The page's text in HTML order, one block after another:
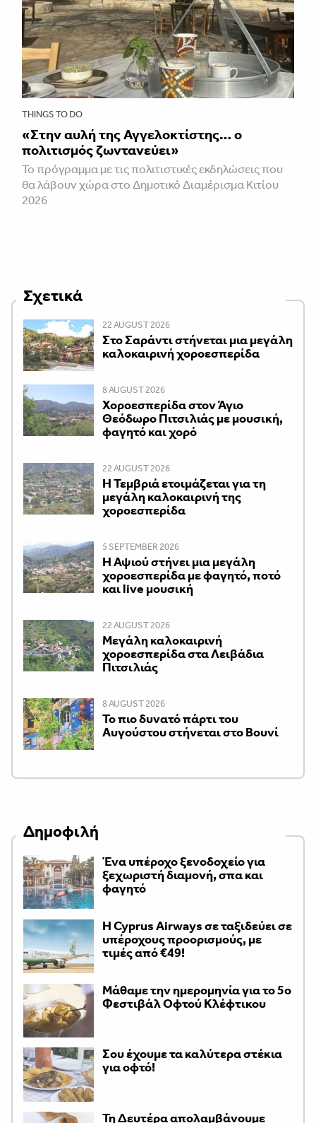
THINGS TO DO
«Στην αυλή της Αγγελοκτίστης… ο
πολιτισμός ζωντανεύει»
To πρόγραμμα με τις πολιτιστικές εκδηλώσεις που
θα λάβουν χώρα στο Δημοτικό Διαμέρισμα Κιτίου
2026
Σχετικά
22 AUGUST 2026
Στο Σαράντι στήνεται μια μεγάλη
καλοκαιρινή χοροεσπερίδα
8 AUGUST 2026
Χοροεσπερίδα στον Άγιο
Θεόδωρο Πιτσιλιάς με μουσική,
φαγητό και χορό
22 AUGUST 2026
Η Τεμβριά ετοιμάζεται για τη
μεγάλη καλοκαιρινή της
χοροεσπερίδα
5 SEPTEMBER 2026
Η Αψιού στήνει μια μεγάλη
χοροεσπερίδα με φαγητό, ποτό
και live μουσική
22 AUGUST 2026
Μεγάλη καλοκαιρινή
χοροεσπερίδα στα Λειβάδια
Πιτσιλιάς
8 AUGUST 2026
Το πιο δυνατό πάρτι του
Αυγούστου στήνεται στο Βουνί
Δημοφιλή
Ένα υπέροχο ξενοδοχείο για
ξεχωριστή διαμονή, σπα και
φαγητό
H Cyprus Airways σε ταξιδεύει σε
υπέροχους προορισμούς, με
τιμές από €49!
Μάθαμε την ημερομηνία για το 5ο
Φεστιβάλ Οφτού Κλέφτικου
Σου έχουμε τα καλύτερα στέκια
για οφτό!
Τη Δευτέρα απολαμβάνουμε